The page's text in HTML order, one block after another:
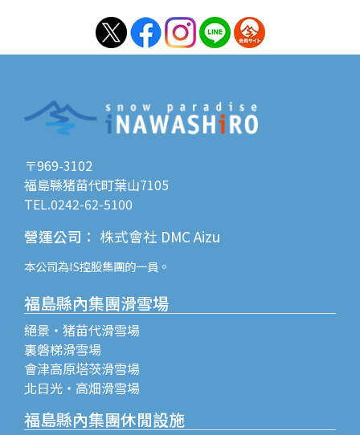
〒969-3102
福島縣猪苗代町葉山7105
TEL.0242-62-5100
營運公司 ： 株式會社 DMC Aizu
本公司為IS控股集團的一員。
福島縣內集團滑雪場
絕景・猪苗代滑雪場
裏磐梯滑雪場
會津高原塔茨滑雪場
北日光・高畑滑雪場
福島縣內集團休閒設施